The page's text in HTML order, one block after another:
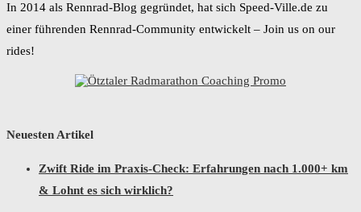
In 2014 als Rennrad-Blog gegründet, hat sich Speed-Ville.de zu
einer führenden Rennrad-Community entwickelt – Join us on our
rides!
Neuesten Artikel
Zwift Ride im Praxis-Check: Erfahrungen nach 1.000+ km
& Lohnt es sich wirklich?